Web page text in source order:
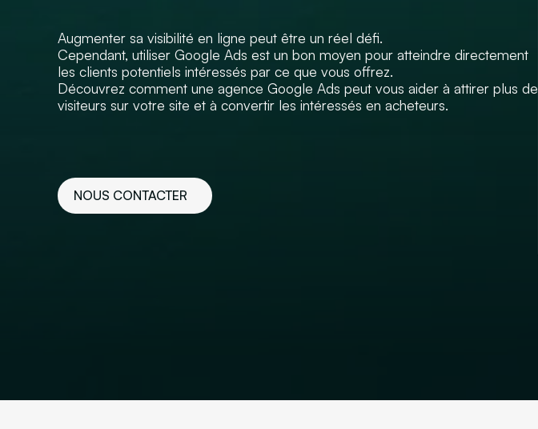
Augmenter sa visibilité en ligne peut être un réel défi.
Cependant, utiliser Google Ads est un bon moyen pour atteindre directement
les clients potentiels intéressés par ce que vous offrez.
Découvrez comment une agence Google Ads peut vous aider à attirer plus de
visiteurs sur votre site et à convertir les intéressés en acheteurs.
NOUS CONTACTER